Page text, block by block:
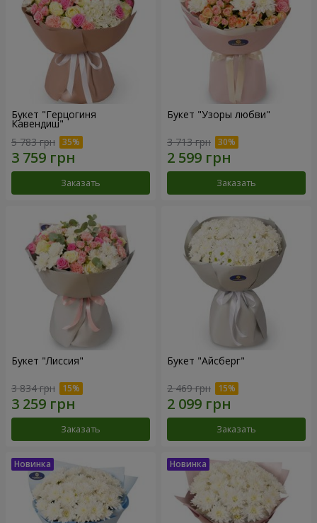
Букет "Герцогиня
Кавендиш"
5 783 грн
Заказать
Букет "Узоры любви"
3 713 грн
Заказать
Букет "Лиссия"
3 834 грн
Заказать
Букет "Айсберг"
2 469 грн
Заказать